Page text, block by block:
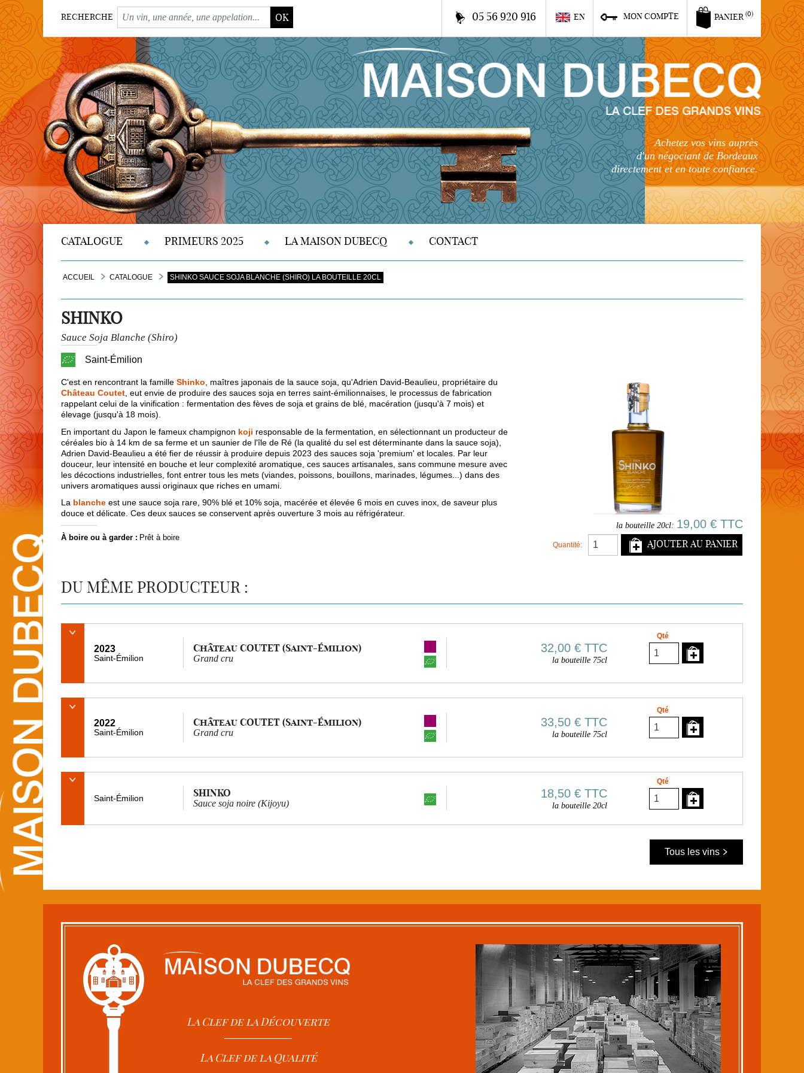
RECHERCHE OK PANIER (0)
MON COMPTE
EN
05 56 920 916
Achetez vos vins auprès
d'un négociant de Bordeaux
directement et en toute confiance.
CATALOGUE PRIMEURS 2025 LA MAISON DUBECQ CONTACT
ACCUEIL CATALOGUE SHINKO SAUCE SOJA BLANCHE (SHIRO) LA BOUTEILLE 20CL
SHINKO
Sauce Soja Blanche (Shiro)
Saint-Émilion
la bouteille 20cl: 19,00 € TTC
Quantité: AJOUTER AU PANIER
C'est en rencontrant la familleShinko, maîtres japonais de la sauce soja, qu'Adrien David-Beaulieu, propriétaire du
Château Coutet, eut envie de produire des sauces soja en terres saint-émilionnaises, le processus de fabrication
rappelant celui de la vinification : fermentation des fèves de soja et grains de blé, macération (jusqu'à 7 mois) et
élevage (jusqu'à 18 mois).
En important du Japon le fameux champignon koji responsable de la fermentation, en sélectionnant un producteur de
céréales bio à 14 km de sa ferme et un saunier de l'île de Ré (la qualité du sel est déterminante dans la sauce soja),
Adrien David-Beaulieu a été fier de réussir à produire depuis 2023 des sauces soja 'premium' et locales. Par leur
douceur, leur intensité en bouche et leur complexité aromatique, ces sauces artisanales, sans commune mesure avec
les décoctions industrielles, font entrer tous les mets (viandes, poissons, bouillons, marinades, légumes...) dans des
univers aromatiques aussi originaux que riches en umami.
La blanche est une sauce soja rare, 90% blé et 10% soja, macérée et élevée 6 mois en cuves inox, de saveur plus
douce et délicate. Ces deux sauces se conservent après ouverture 3 mois au réfrigérateur.
À boire ou à garder : Prêt à boire
DU MÊME PRODUCTEUR :
2023
Saint-Émilion
Château COUTET (Saint-Émilion)
Grand cru
32,00 € TTC
la bouteille 75cl
Qté
2022
Saint-Émilion
Château COUTET (Saint-Émilion)
Grand cru
33,50 € TTC
la bouteille 75cl
Qté
Saint-Émilion SHINKO
Sauce soja noire (Kijoyu)
18,50 € TTC
la bouteille 20cl
Qté
Tous les vins
La Clef de la Découverte
La Clef de la Qualité